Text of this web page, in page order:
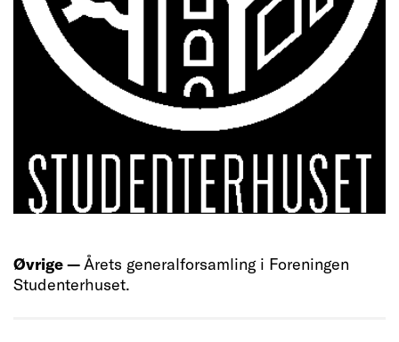
Øvrige —Årets generalforsamling i Foreningen
Studenterhuset.